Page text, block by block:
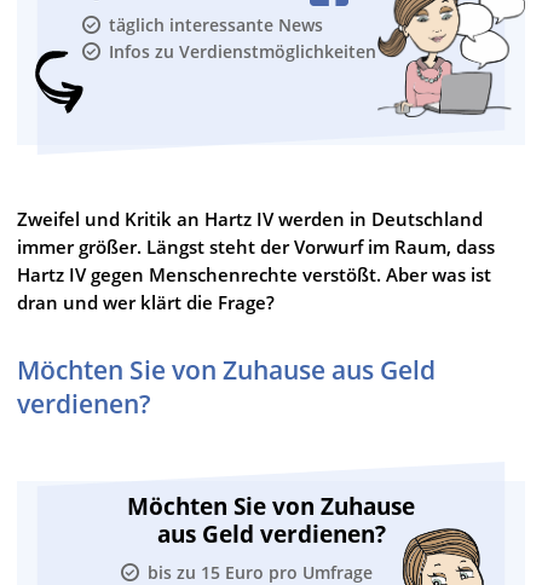
täglich interessante News
Infos zu Verdienstmöglichkeiten
Zweifel und Kritik an Hartz IV werden in Deutschland
immer größer. Längst steht der Vorwurf im Raum, dass
Hartz IV gegen Menschenrechte verstößt. Aber was ist
dran und wer klärt die Frage?
Möchten Sie von Zuhause aus Geld
verdienen?
Möchten Sie von Zuhause
aus Geld verdienen?
bis zu 15 Euro pro Umfrage